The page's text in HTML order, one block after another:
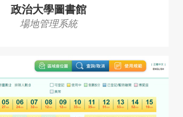
政治大學圖書館
場地管理系統